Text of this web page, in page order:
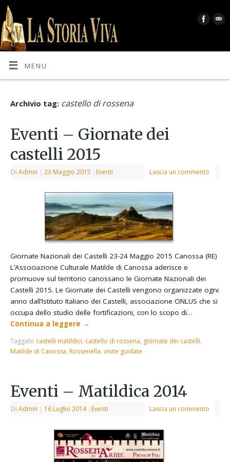
MENU
Archivio tag: castello di rossena
Eventi – Giornate dei
castelli 2015
DiAdmin | 23 Maggio 2015 | Eventi Lascia un commento
Giornate Nazionali dei Castelli 23-24 Maggio 2015 Canossa (RE)
L’Associazione Culturale Matilde di Canossa aderisce e
promuove sul territorio canossano le Giornate Nazionali dei
Castelli 2015. Le Giornate dei Castelli vengono organizzate ogni
anno dall’Istituto Italiano dei Castelli, associazione ONLUS che si
occupa dello studio delle fortificazioni, con lo scopo di…
Continua a leggere →
Taggato castelli matildici, castello di rossena, giornate dei castelli,
Matilde di Canossa, Rossenella,visite guidate
Eventi – Matildica 2014
DiAdmin | 16 Luglio 2014 | Eventi Lascia un commento